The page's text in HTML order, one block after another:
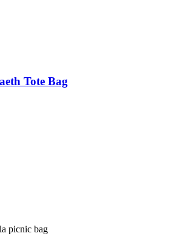
Tote Bag